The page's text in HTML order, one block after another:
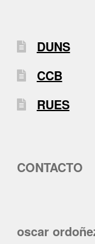
DUNS
CCB
RUES
CONTACTO
oscar